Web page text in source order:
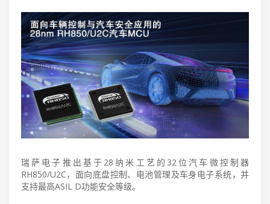
瑞萨电子推出基于28纳米工艺的32位汽车微控制器
RH850/U2C，面向底盘控制、电池管理及车身电子系统，并
支持最高ASIL D功能安全等级。